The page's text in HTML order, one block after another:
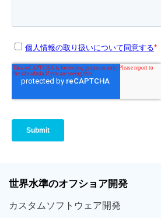
世界水準のオフショア開発
カスタムソフトウェア開発